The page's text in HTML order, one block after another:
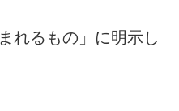
れるもの」に明示し